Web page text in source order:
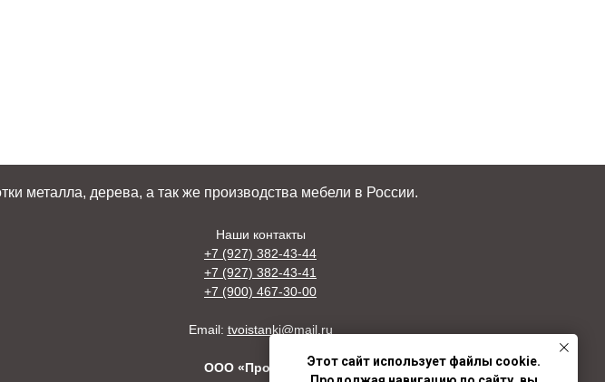
Этот сайт использует файлы cookie.
металла, дерева, а так же производства мебели в России.
Наши контакты
+7 (927) 382-43-44
+7 (927) 382-43-41
+7 (900) 467-30-00
Email: tvoistanki@mail.ru
ООО «Профстан»